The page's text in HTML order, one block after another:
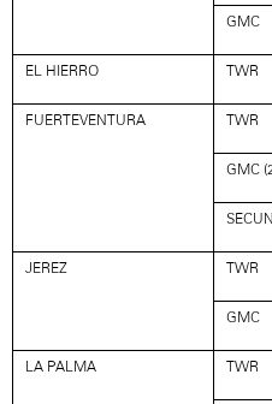
GMC
EL HIERRO
TWR
FUERTEVENTURA
TWR
GMC
JEREZ
TWR
GMC
LA PALMA
TWR